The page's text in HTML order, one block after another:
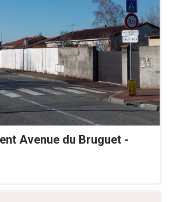
Avenue du Bruguet -